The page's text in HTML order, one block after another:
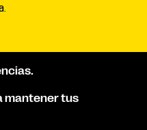
mantener tus